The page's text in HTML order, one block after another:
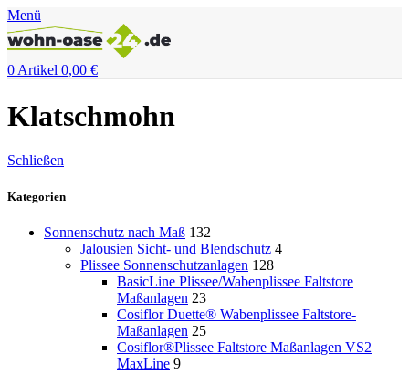
Menü
0Artikel 0,00 €
Klatschmohn
Schließen
Kategorien
Sonnenschutz nach Maß 132
Jalousien Sicht- und Blendschutz 4
Plissee Sonnenschutzanlagen 128
BasicLine Plissee/Wabenplissee Faltstore
Maßanlagen 23
Cosiflor Duette® Wabenplissee Faltstore-
Maßanlagen 25
Cosiflor®Plissee Faltstore Maßanlagen VS2
MaxLine 9